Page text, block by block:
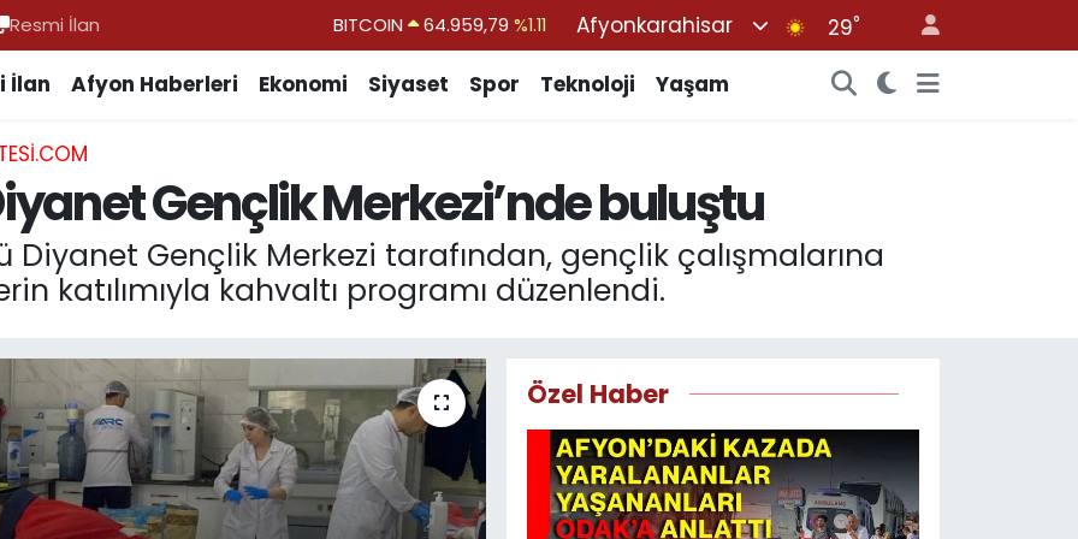
Resmi İlan
DOLAR
47,7436 %0.18
EURO
55,2510 %0.32
BİST100
13.779 %-14
Afyonkarahisar 29°
İlan Afyon Haberleri Ekonomi Siyaset Spor Teknoloji Yaşam
Gençlik Merkezi’nde buluştu
Gençlik Merkezi tarafından, gençlik çalışmalarına
katılımıyla kahvaltı programı düzenlendi.
Özel Haber